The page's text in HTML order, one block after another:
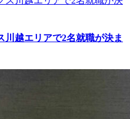
川越エリアで2名就職が決ま